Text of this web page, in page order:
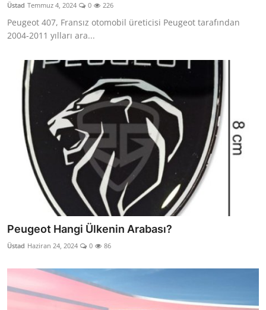
Yağlar
Oto Bilgi
Üstad Temmuz 4, 2024 0 226
Peugeot 407, Fransız otomobil üreticisi Peugeot tarafından
2004-2011 yılları ara...
Peugeot Hangi Ülkenin Arabası?
Üstad Haziran 24, 2024 0 86